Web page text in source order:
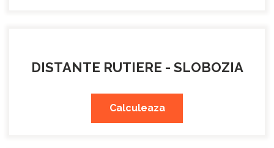
DISTANTE RUTIERE - SLOBOZIA
Calculeaza